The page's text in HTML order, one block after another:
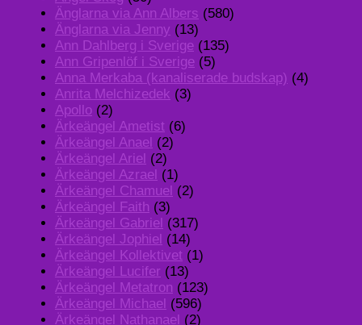
Änglarna via Ann Albers (580)
Änglarna via Jenny (13)
Ann Dahlberg i Sverige (135)
Ann Gripenlöf i Sverige (5)
Anna Merkaba (kanaliserade budskap) (4)
Anrita Melchizedek (3)
Apollo (2)
Ärkeängel Ametist (6)
Ärkeängel Anael (2)
Ärkeängel Ariel (2)
Ärkeängel Azrael (1)
Ärkeängel Chamuel (2)
Ärkeängel Faith (3)
Ärkeängel Gabriel (317)
Ärkeängel Jophiel (14)
Ärkeängel Kollektivet (1)
Ärkeängel Lucifer (13)
Ärkeängel Metatron (123)
Ärkeängel Michael (596)
Ärkeängel Nathanael (2)